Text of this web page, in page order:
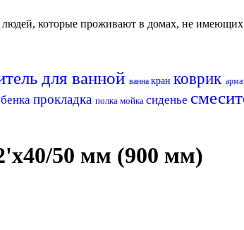
которые проживают в домах, не
для ванной ванна кран коврик
прокладка полка мойка сиденье
50 мм (900 мм)